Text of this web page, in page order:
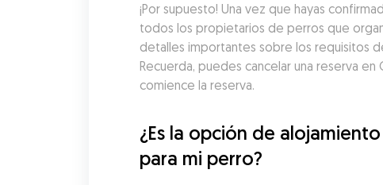
¡Por supuesto! Una vez que hayas
todos los propietarios de perros que
detalles importantes sobre los requisitos
Recuerda, puedes cancelar una reserva
comience la reserva.
¿Es la opción de
para mi perro?